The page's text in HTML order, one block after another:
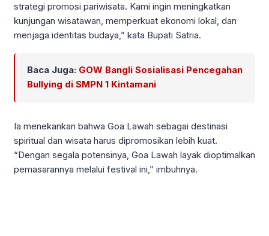
strategi promosi pariwisata. Kami ingin meningkatkan
kunjungan wisatawan, memperkuat ekonomi lokal, dan
menjaga identitas budaya,” kata Bupati Satria.
Baca Juga: GOW Bangli Sosialisasi Pencegahan
Bullying di SMPN 1 Kintamani
Ia menekankan bahwa Goa Lawah sebagai destinasi
spiritual dan wisata harus dipromosikan lebih kuat.
“Dengan segala potensinya, Goa Lawah layak dioptimalkan
pemasarannya melalui festival ini,” imbuhnya.